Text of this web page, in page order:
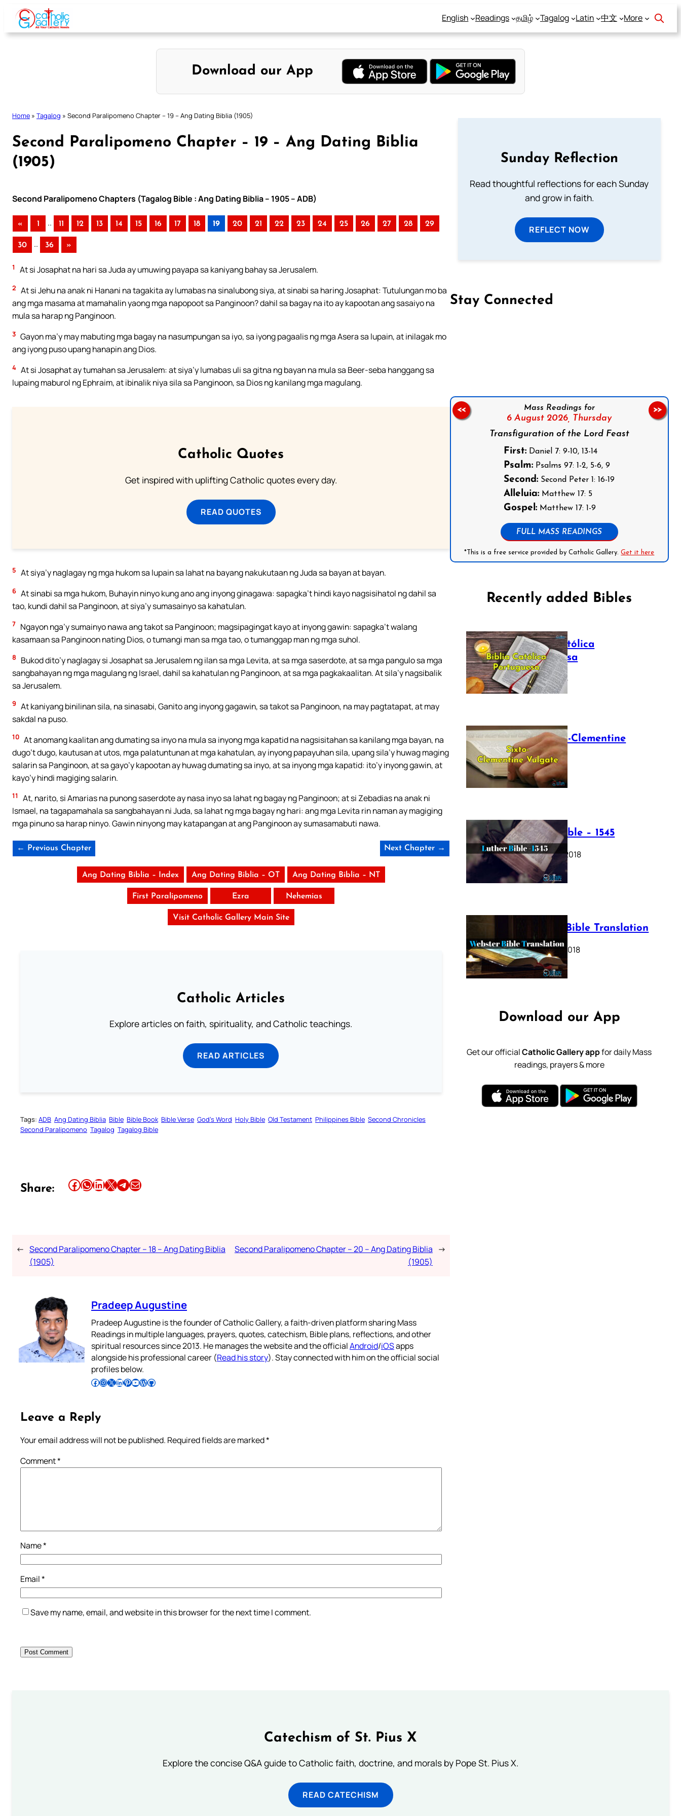
Skip
content
English Readings தமிழ் Tagalog Latin 中文 More
Download our App
Home » Tagalog » Second Paralipomeno Chapter – 19 – Ang Dating Biblia (1905)
Second Paralipomeno Chapter – 19 – Ang Dating Biblia
(1905)
Second Paralipomeno Chapters (Tagalog Bible : Ang Dating Biblia – 1905 – ADB)
« 1 .. 11 12 13 14 15 16 17 18 19 20 21 22 23 24 25 26 27 28 29
30 .. 36 »
1 At si Josaphat na hari sa Juda ay umuwing payapa sa kaniyang bahay sa Jerusalem.
2 At si Jehu na anak ni Hanani na tagakita ay lumabas na sinalubong siya, at sinabi sa haring Josaphat: Tutulungan mo ba
ang mga masama at mamahalin yaong mga napopoot sa Panginoon? dahil sa bagay na ito ay kapootan ang sasaiyo na
mula sa harap ng Panginoon.
3 Gayon ma’y may mabuting mga bagay na nasumpungan sa iyo, sa iyong pagaalis ng mga Asera sa lupain, at inilagak mo
ang iyong puso upang hanapin ang Dios.
4 At si Josaphat ay tumahan sa Jerusalem: at siya’y lumabas uli sa gitna ng bayan na mula sa Beer-seba hanggang sa
lupaing maburol ng Ephraim, at ibinalik niya sila sa Panginoon, sa Dios ng kanilang mga magulang.
Catholic Quotes
Get inspired with uplifting Catholic quotes every day.
READ QUOTES
5 At siya’y naglagay ng mga hukom sa lupain sa lahat na bayang nakukutaan ng Juda sa bayan at bayan.
6 At sinabi sa mga hukom, Buhayin ninyo kung ano ang inyong ginagawa: sapagka’t hindi kayo nagsisihatol ng dahil sa
tao, kundi dahil sa Panginoon, at siya’y sumasainyo sa kahatulan.
7 Ngayon nga’y sumainyo nawa ang takot sa Panginoon; magsipagingat kayo at inyong gawin: sapagka’t walang
kasamaan sa Panginoon nating Dios, o tumangi man sa mga tao, o tumanggap man ng mga suhol.
8
Bukod dito’y naglagay si Josaphat sa Jerusalem ng ilan sa mga Levita, at sa mga saserdote, at sa mga pangulo sa mga
sangbahayan ng mga magulang ng Israel, dahil sa kahatulan ng Panginoon, at sa mga pagkakaalitan. At sila’y nagsibalik
sa Jerusalem.
9 At kaniyang binilinan sila, na sinasabi, Ganito ang inyong gagawin, sa takot sa Panginoon, na may pagtatapat, at may
sakdal na puso.
10 At anomang kaalitan ang dumating sa inyo na mula sa inyong mga kapatid na nagsisitahan sa kanilang mga bayan, na
dugo’t dugo, kautusan at utos, mga palatuntunan at mga kahatulan, ay inyong papayuhan sila, upang sila’y huwag maging
salarin sa Panginoon, at sa gayo’y kapootan ay huwag dumating sa inyo, at sa inyong mga kapatid: ito’y inyong gawin, at
kayo’y hindi magiging salarin.
11
At, narito, si Amarias na punong saserdote ay nasa inyo sa lahat ng bagay ng Panginoon; at si Zebadias na anak ni
Ismael, na tagapamahala sa sangbahayan ni Juda, sa lahat ng mga bagay ng hari: ang mga Levita rin naman ay magiging
mga pinuno sa harap ninyo. Gawin ninyong may katapangan at ang Panginoon ay sumasamabuti nawa.
← Previous Chapter Next Chapter →
Ang Dating Biblia – Index Ang Dating Biblia – OT Ang Dating Biblia – NT
First Paralipomeno Ezra Nehemias
Visit Catholic Gallery Main Site
Catholic Articles
Explore articles on faith, spirituality, and Catholic teachings.
READ ARTICLES
Tags: ADB Ang Dating Biblia Bible Bible Book Bible Verse God’s Word Holy Bible Old Testament Philippines Bible Second Chronicles
Second Paralipomeno Tagalog Tagalog Bible
Share: Share this article on Facebook Share this article on WhatsApp Share this article on LinkedIn Share this article on X Share this article on TelegramEmail this Article
← Second Paralipomeno Chapter – 18 – Ang Dating Biblia
(1905)
Second Paralipomeno Chapter – 20 – Ang Dating Biblia
(1905)
→
Pradeep Augustine
Pradeep Augustine is the founder of Catholic Gallery, a faith-driven platform sharing Mass
Readings in multiple languages, prayers, quotes, catechism, Bible plans, reflections, and other
spiritual resources since 2013. He manages the website and the officialAndroid/iOSapps
alongside his professional career (Read his story). Stay connected with him on the official social
profiles below.
Follow Pradeep on Facebook Follow Pradeep on InstagramFollow Pradeep on X Follow Pradeep on LinkedIn Follow Pradeep on Pinterest Subscribe to Pradeep’s Youtube Channel Follow Pradeep on WordPress Follow Pradeep on GitHub
Leave a Reply
Your email address will not be published. Required fields are marked*
Comment*
Name*
Email*
Save my name, email, and website in this browser for the next time I comment.
Sunday Reflection
Read thoughtful reflections for each Sunday
and grow in faith.
REFLECT NOW
Stay Connected
Mass Readings for
6 August 2026, Thursday
Transfiguration of the Lord Feast
First: Daniel 7: 9-10, 13-14
Psalm: Psalms 97: 1-2, 5-6, 9
Second: Second Peter 1: 16-19
Alleluia: Matthew 17: 5
Gospel: Matthew 17: 1-9
FULL MASS READINGS
*This is a free service provided by Catholic Gallery.Get it here
<< >>
Recently added Bibles
Bíblia Católica
Portuguesa
July 16, 2025
The Sixto-Clementine
Vulgate
July 12, 2025
Luther Bible – 1545
October 17, 2018
Webster Bible Translation
October 11, 2018
Download our App
Get our officialCatholic Gallery appfor daily Mass
readings, prayers & more
Catechism of St. Pius X
Explore the concise Q&A guide to Catholic faith, doctrine, and morals by Pope St. Pius X.
READ CATECHISM